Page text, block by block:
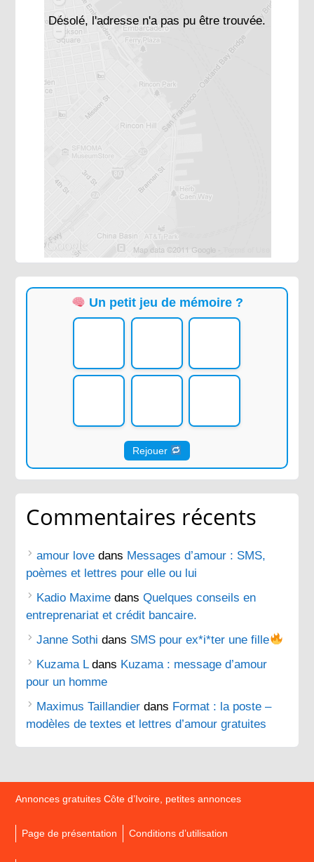
Désolé, l'adresse n'a pas pu être trouvée.
Un petit jeu de mémoire ?
Rejouer
Commentaires récents
amour love dans Messages d’amour : SMS,
poèmes et lettres pour elle ou lui
Kadio Maxime dansQuelques conseils en
entreprenariat et crédit bancaire.
Janne Sothi dans SMS pour ex*i*ter une fille
Kuzama Ldans Kuzama : message d’amour
pour un homme
Maximus Taillandier dans Format : la poste –
modèles de textes et lettres d’amour gratuites
Annonces gratuites Côte d’Ivoire, petites annonces
Page de présentation Conditions d’utilisation